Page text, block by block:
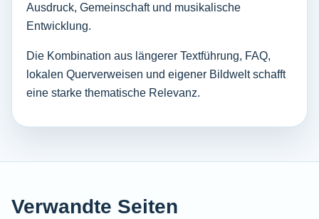
Ausdruck, Gemeinschaft und musikalische
Entwicklung.
Die Kombination aus längerer Textführung, FAQ,
lokalen Querverweisen und eigener Bildwelt schafft
eine starke thematische Relevanz.
Verwandte Seiten